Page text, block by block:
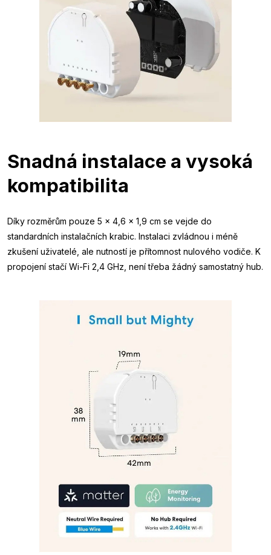
Snadná instalace a vysoká
kompatibilita
Díky rozměrům pouze 5 × 4,6 × 1,9 cm se vejde do
standardních instalačních krabic. Instalaci zvládnou i méně
zkušení uživatelé, ale nutností je přítomnost nulového vodiče. K
propojení stačí Wi-Fi 2,4 GHz, není třeba žádný samostatný hub.